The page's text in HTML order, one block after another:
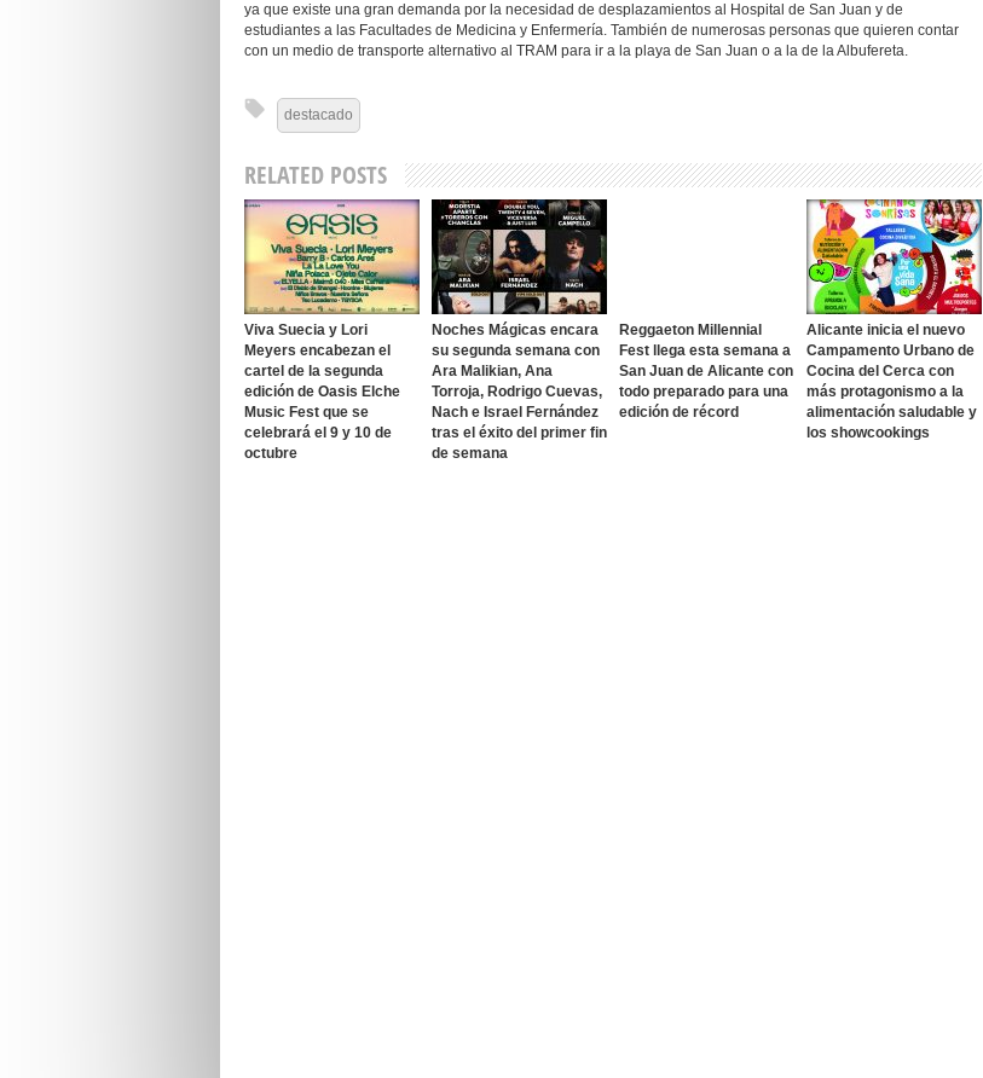
ya que existe una gran demanda por la necesidad de desplazamientos al Hospital de San Juan y de
estudiantes a las Facultades de Medicina y Enfermería. También de numerosas personas que quieren contar
con un medio de transporte alternativo al TRAM para ir a la playa de San Juan o a la de la Albufereta.
destacado
RELATED POSTS
Viva Suecia y Lori
Meyers encabezan el
cartel de la segunda
edición de Oasis Elche
Music Fest que se
celebrará el 9 y 10 de
octubre
Noches Mágicas encara
su segunda semana con
Ara Malikian, Ana
Torroja, Rodrigo Cuevas,
Nach e Israel Fernández
tras el éxito del primer fin
de semana
Reggaeton Millennial
Fest llega esta semana a
San Juan de Alicante con
todo preparado para una
edición de récord
Alicante inicia el nuevo
Campamento Urbano de
Cocina del Cerca con
más protagonismo a la
alimentación saludable y
los showcookings